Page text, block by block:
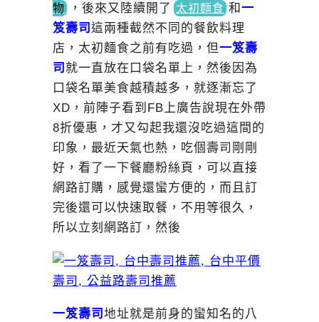
物
， 後來又陸續開 了 太初麵食 和 一
笈壽司 這兩種截然不同的餐飲料理
店，太初麵食之前有吃過，但一笈壽
司 就一直放在口袋名單上，然後因為
口袋名單美食越積越多，就逐漸忘了
XD，前陣子看到FB上廣告說現在外帶
8折優惠，才又勾起我還沒吃過這間的
印象，最近天氣也熱，吃個壽司剛剛
好，看了一下餐廳粉絲頁，可以直接
網路訂購，感覺還蠻方便的，而且訂
完後還可以快速取餐，不用等很久，
所以立刻網路訂，然後
一笈壽司 地址就是前身的蠻知名的八